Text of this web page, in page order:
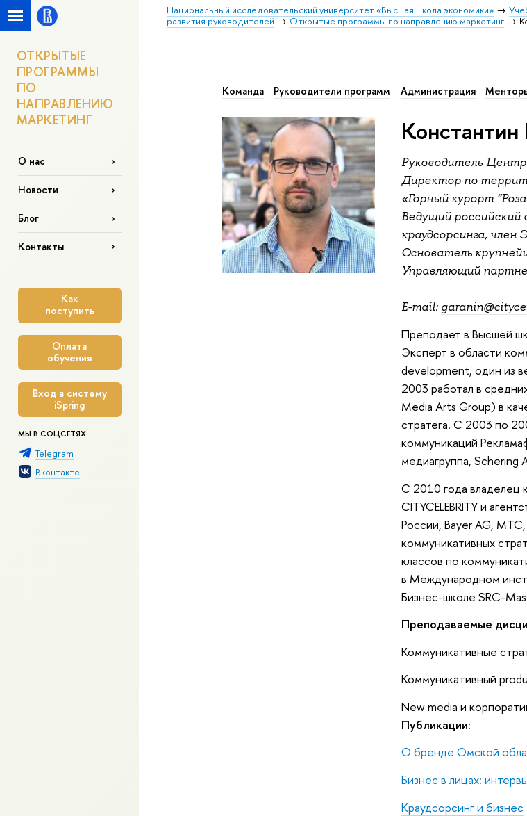
Национальный исследовательский университет «Высшая школа экономики»
развития руководителей
Открытые программы по направлению маркетинг
ОТКРЫТЫЕ
ПРОГРАММЫ
ПО
НАПРАВЛЕНИЮ
МАРКЕТИНГ
О нас
Новости
Блог
Контакты
Как
поступить
Оплата
обучения
Вход в систему
iSpring
МЫ В СОЦСЕТЯХ
Telegram
Вконтакте
Команда Руководители программ Администрация
Константин
Руководитель
Директор по
«Горный курорт
Ведущий
краудсорсинга,
Основатель
Управляющий
E-mail:
Преподает в Высшей
Эксперт в области
development, один из
2003 работал в
Media Arts Group) в
стратега. С 2003 по
коммуникаций
медиагруппа, Schering
С 2010 года владелец
CITYCELEBRITY и
России, Bayer AG,
коммуникативных
классов по
в Международном
Бизнес-школе SRC-
Преподаваемые
Коммуникативные
Коммуникативный
New media и
Публикации:
О бренде Омской
Бизнес в лицах:
Краудсорсинг и бизнес